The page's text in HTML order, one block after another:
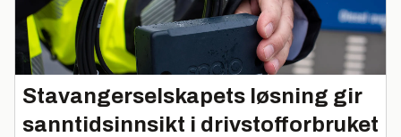
Stavangerselskapets løsning gir
sanntidsinnsikt i drivstofforbruket